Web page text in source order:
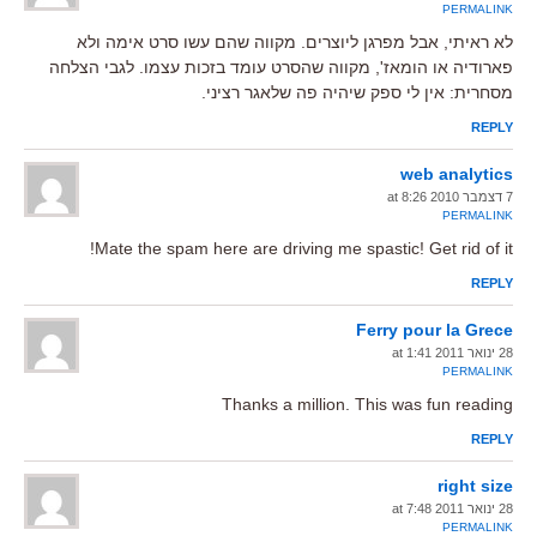
PERMALINK
לא ראיתי, אבל מפרגן ליוצרים. מקווה שהם עשו סרט אימה ולא
פארודיה או הומאז', מקווה שהסרט עומד בזכות עצמו. לגבי הצלחה
מסחרית: אין לי ספק שיהיה פה שלאגר רציני.
REPLY
web analytics
7 דצמבר 2010 at 8:26
PERMALINK
Mate the spam here are driving me spastic! Get rid of it!
REPLY
Ferry pour la Grece
28 ינואר 2011 at 1:41
PERMALINK
Thanks a million. This was fun reading
REPLY
right size
28 ינואר 2011 at 7:48
PERMALINK